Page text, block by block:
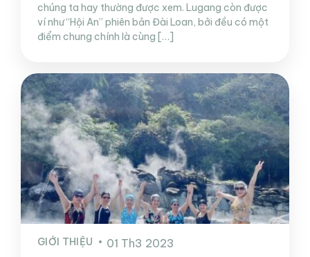
chúng ta hay thường được xem. Lugang còn được
ví như “Hội An” phiên bản Đài Loan, bởi đều có một
điểm chung chính là cùng […]
GIỚI THIỆU 01 Th3 2023